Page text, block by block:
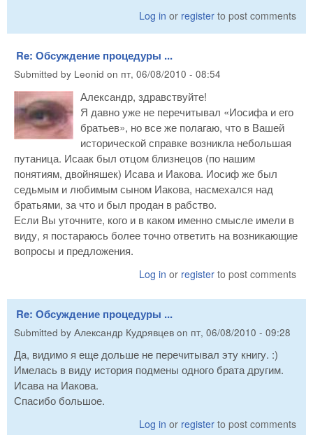
Log in or register to post comments
Re: Обсуждение процедуры ...
Submitted by Leonid on пт, 06/08/2010 - 08:54
Александр, здравствуйте!
Я давно уже не перечитывал «Иосифа и его
братьев», но все же полагаю, что в Вашей
исторической справке возникла небольшая
путаница. Исаак был отцом близнецов (по нашим
понятиям, двойняшек) Исава и Иакова. Иосиф же был
седьмым и любимым сыном Иакова, насмехался над
братьями, за что и был продан в рабство.
Если Вы уточните, кого и в каком именно смысле имели в
виду, я постараюсь более точно ответить на возникающие
вопросы и предложения.
Log in or register to post comments
Re: Обсуждение процедуры ...
Submitted by Александр Кудрявцев on пт, 06/08/2010 - 09:28
Да, видимо я еще дольше не перечитывал эту книгу. :)
Имелась в виду история подмены одного брата другим.
Исава на Иакова.
Спасибо большое.
Log in or register to post comments